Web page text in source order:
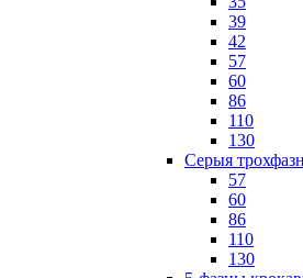
39
42
57
60
86
110
130
Серыя
57
60
86
110
130